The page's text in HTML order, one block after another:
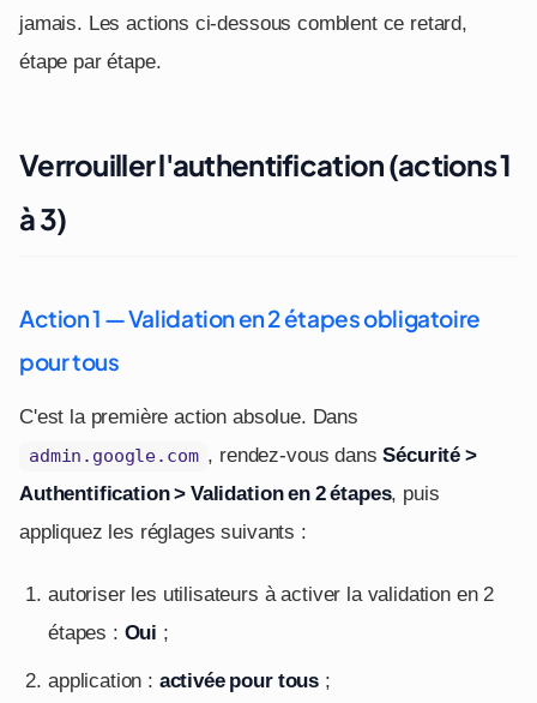
jamais. Les actions ci-dessous comblent ce retard,
étape par étape.
Verrouiller l'authentification (actions 1
à 3)
Action 1 — Validation en 2 étapes obligatoire
pour tous
C'est la première action absolue. Dans
admin.google.com , rendez-vous dansSécurité >
Authentification > Validation en 2 étapes, puis
appliquez les réglages suivants :
autoriser les utilisateurs à activer la validation en 2
étapes : Oui ;
application : activée pour tous ;